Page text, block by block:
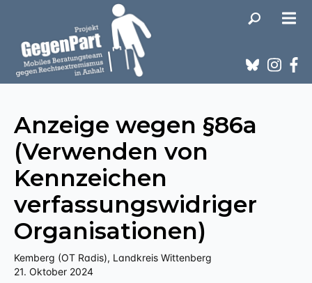
Anzeige wegen §86a
(Verwenden von
Kennzeichen
verfassungswidriger
Organisationen)
Kemberg (OT Radis), Landkreis Wittenberg
21. Oktober 2024